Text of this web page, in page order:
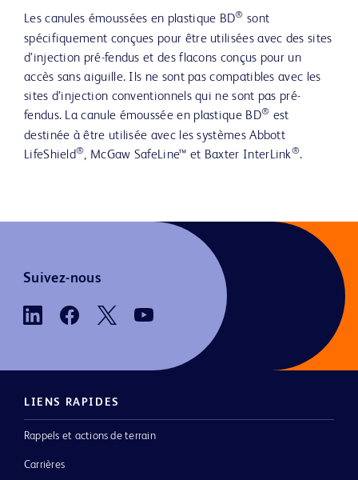
Les canules émoussées en plastique BD® sont
spécifiquement conçues pour être utilisées avec des sites
d’injection pré-fendus et des flacons conçus pour un
accès sans aiguille. Ils ne sont pas compatibles avec les
sites d’injection conventionnels qui ne sont pas pré-
fendus. La canule émoussée en plastique BD® est
destinée à être utilisée avec les systèmes Abbott
LifeShield®, McGaw SafeLine™ et Baxter InterLink®.
Suivez-nous
LIENS RAPIDES
Rappels et actions de terrain
Carrières